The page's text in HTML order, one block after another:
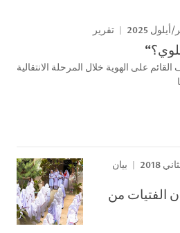
تقرير
القائم على الهوية خلال المرحلة الانتقالية
بيان
الفتيات من